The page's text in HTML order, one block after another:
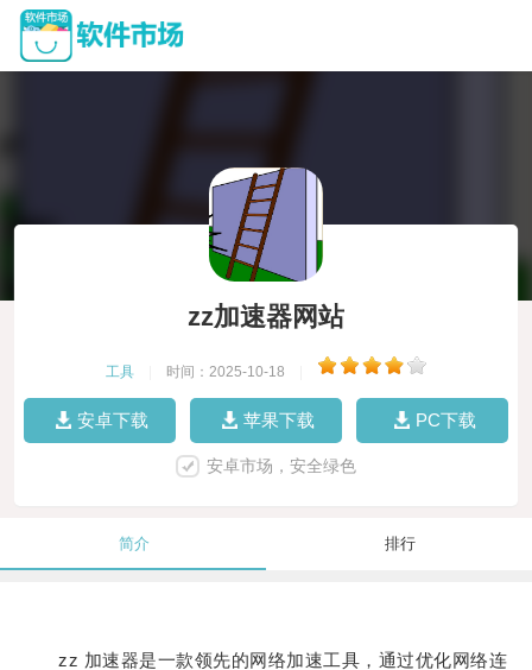
zz加速器网站
工具 时间：2025-10-18
安卓下载 苹果下载 PC下载
安卓市场，安全绿色
简介 排行
zz 加速器是一款领先的网络加速工具，通过优化网络连